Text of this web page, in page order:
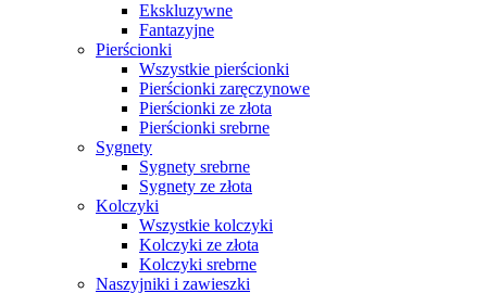
Ekskluzywne
Fantazyjne
Pierścionki
Wszystkie pierścionki
Pierścionki zaręczynowe
Pierścionki ze złota
Pierścionki srebrne
Sygnety
Sygnety srebrne
Sygnety ze złota
Kolczyki
Wszystkie kolczyki
Kolczyki ze złota
Kolczyki srebrne
Naszyjniki i zawieszki